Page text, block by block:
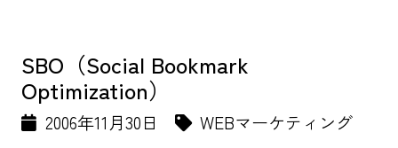
SBO（Social Bookmark
Optimization）
2006年11月30日
WEBマーケティング